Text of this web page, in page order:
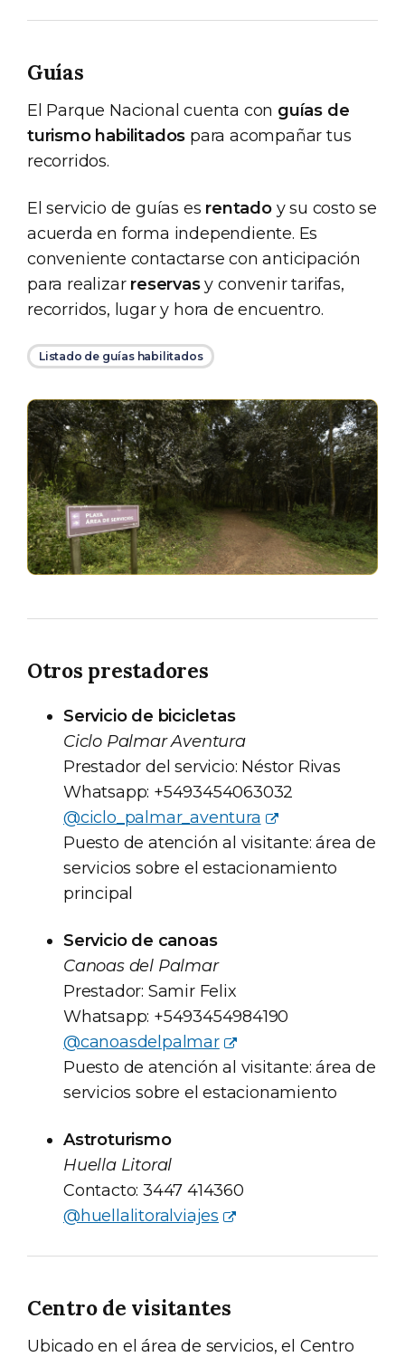
Guías
El Parque Nacional cuenta con guías de
turismo habilitados para acompañar tus
recorridos.
El servicio de guías es rentadoy su costo se
acuerda en forma independiente. Es
conveniente contactarse con anticipación
para realizar reservasy convenir tarifas,
recorridos, lugar y hora de encuentro.
Listado de guías habilitados
Otros prestadores
Servicio de bicicletas
Ciclo Palmar Aventura
Prestador del servicio: Néstor Rivas
Whatsapp: +5493454063032
@ciclo_palmar_aventura
Puesto de atención al visitante: área de
servicios sobre el estacionamiento
principal
Servicio de canoas
Canoas del Palmar
Prestador: Samir Felix
Whatsapp: +5493454984190
@canoasdelpalmar
Puesto de atención al visitante: área de
servicios sobre el estacionamiento
Astroturismo
Huella Litoral
Contacto: 3447 414360
@huellalitoralviajes
Centro de visitantes
Ubicado en el área de servicios, el Centro